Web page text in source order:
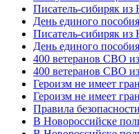
Писатель-сибиряк
День единого
Писатель-сибиряк из
День единого
400 ветеранов СВО
400 ветеранов СВО
Героизм не имеет
Героизм не имеет
Правила
В Новороссийске